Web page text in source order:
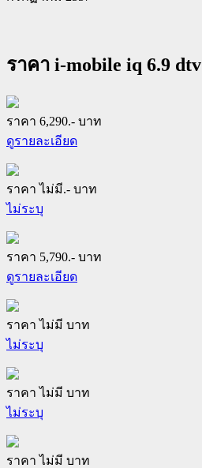
ราคา i-mobile iq 6.9 dtv
ราคา 6,290.- บาท
ดูรายละเอียด
ราคา ไม่มี.- บาท
ไม่ระบุ
ราคา 5,790.- บาท
ดูรายละเอียด
ราคา ไม่มี บาท
ไม่ระบุ
ราคา ไม่มี บาท
ไม่ระบุ
ราคา ไม่มี บาท